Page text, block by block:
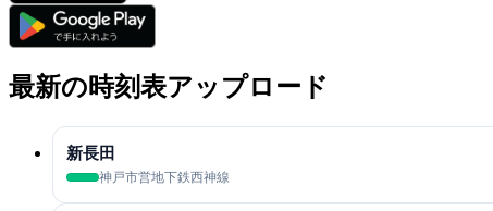
最新の時刻表アップロード
新長田
神戸市営地下鉄西神線